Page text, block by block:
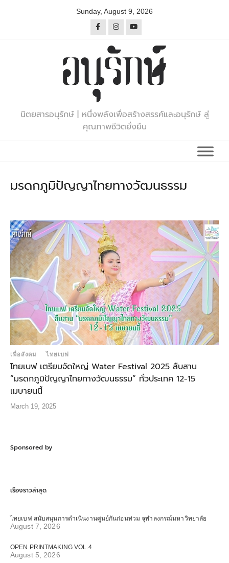
Sunday, August 9, 2026
นิตยสารอนุรักษ์ | หนึ่งพลังเพื่อสร้างสรรค์และอนุรักษ์ สู่
คุณภาพชีวิตยั่งยืน
มรดกภูมิปัญญาไทยทางวัฒนธรรม
เพื่อสังคม ไทยเบฟ
ไทยเบฟ เตรียมจัดใหญ่ Water Festival 2025 สืบสาน
“มรดกภูมิปัญญาไทยทางวัฒนธรรม” ทั่วประเทศ 12-15
เมษายนนี้
March 19, 2025
Sponsored by
เรื่องราวล่าสุด
ไทยเบฟ สนับสนุนการดำเนินงานศูนย์กันก่อนท่วม จุฬาลงกรณ์มหาวิทยาลัย
August 7, 2026
OPEN PRINTMAKING VOL.4
August 5, 2026